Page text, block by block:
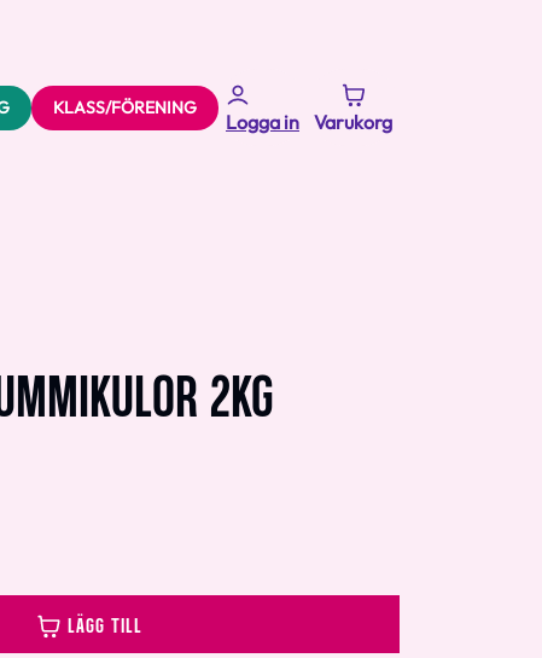
KLASS/FÖRENING
Logga in Varukorg
2KG
LÄGG TILL